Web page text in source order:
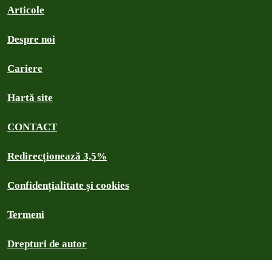
Articole
Despre noi
Cariere
Hartă site
CONTACT
Redirecționează 3,5%
Confidențialitate și cookies
Termeni
Drepturi de autor